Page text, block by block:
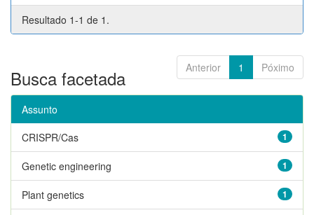
Resultado 1-1 de 1.
Anterior 1 Póximo
Busca facetada
Assunto
1
CRISPR/Cas
1
Genetic engineering
1
Plant genetics